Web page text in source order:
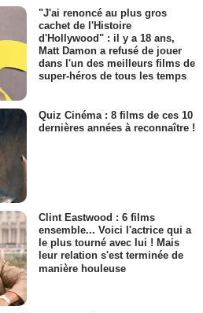
"J'ai renoncé au plus gros
cachet de l'Histoire
d'Hollywood" : il y a 18 ans,
Matt Damon a refusé de jouer
dans l'un des meilleurs films de
super-héros de tous les temps
Quiz Cinéma : 8 films de ces 10
dernières années à reconnaître !
Clint Eastwood : 6 films
ensemble... Voici l'actrice qui a
le plus tourné avec lui ! Mais
leur relation s'est terminée de
manière houleuse